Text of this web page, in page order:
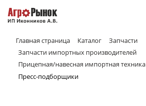
Главная страница Каталог
Запчасти
Запчасти импортных производителей
Прицепная/навесная импортная техника
Пресс-подборщики